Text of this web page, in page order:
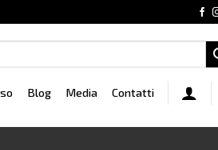
Blog Media Contatti